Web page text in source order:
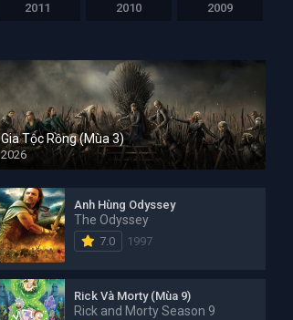
2011 2010 2009
Gia Tộc Rồng (Mùa 3)
2026
Anh Hùng Odyssey
The Odyssey
7.0 1997
Rick Và Morty (Mùa 9)
Rick and Morty Season 9